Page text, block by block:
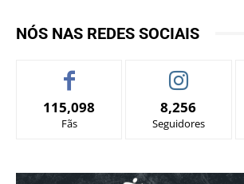
NÓS NAS REDES SOCIAIS
115,098
Fãs
8,256
Seguidores